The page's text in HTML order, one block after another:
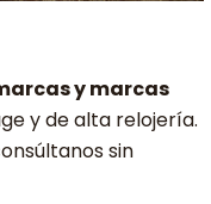
y marcas
y de alta relojería.
sin